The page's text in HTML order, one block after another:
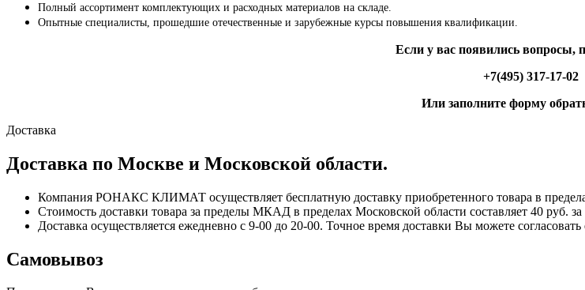
Полный ассортимент комплектующих и расходных материалов на складе.
Опытные специалисты, прошедшие отечественные и зарубежные курсы повышения квалификации.
Если у вас появились вопросы,
+7(495) 317-17-02
Или заполните форму
Доставка
Доставка по Москве и Московской области.
Компания РОНАКС КЛИМАТ осуществляет бесплатную доставку приобретенного товара в
Стоимость доставки товара за пределы МКАД в пределах Московской области составляет 40 руб.
Доставка осуществляется ежедневно с 9-00 до 20-00. Точное время доставки Вы можете
Самовывоз